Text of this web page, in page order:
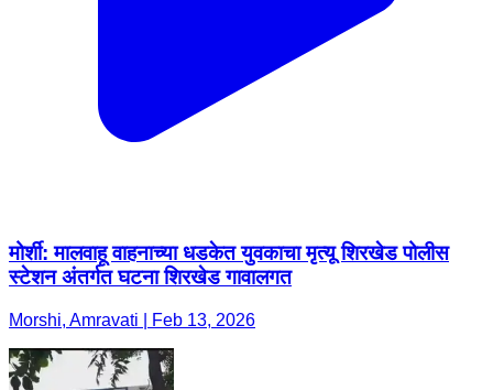
मोर्शी: मालवाहू वाहनाच्या धडकेत युवकाचा मृत्यू शिरखेड पोलीस
स्टेशन अंतर्गत घटना शिरखेड गावालगत
Morshi, Amravati | Feb 13, 2026